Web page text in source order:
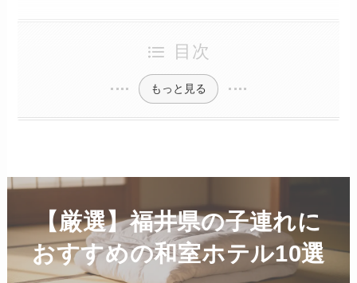
目次
もっと見る
【厳選】福井県の子連れに
おすすめの和室ホテル10選